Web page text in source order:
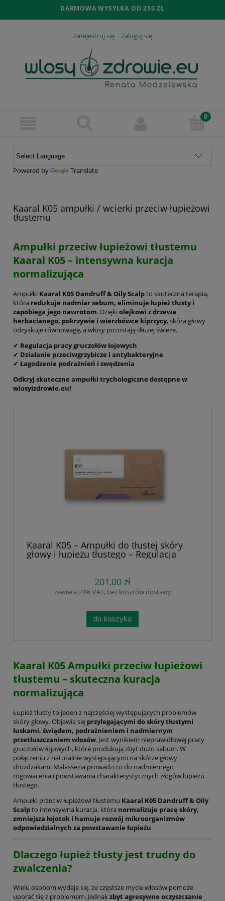
DARMOWA WYSYŁKA OD 250 ZŁ
Zarejestruj się Zaloguj się
Powered by Translate
Kaaral K05 ampułki / wcierki przeciw łupieżowi
tłustemu
Ampułki przeciw łupieżowi tłustemu
Kaaral K05 – intensywna kuracja
normalizująca
Ampułki Kaaral K05 Dandruff & Oily Scalpto skuteczna terapia,
która redukuje nadmiar sebum, eliminuje łupież tłusty i
zapobiega jego nawrotom. Dzięki olejkowi z drzewa
herbacianego, pokrzywie i wierzbówce kiprzycy, skóra głowy
odzyskuje równowagę, a włosy pozostają dłużej świeże.
✔ Regulacja pracy gruczołów łojowych
✔ Działanie przeciwgrzybicze i antybakteryjne
✔ Łagodzenie podrażnień i swędzenia
Odkryj skuteczne ampułki trychologiczne dostępne w
wlosyizdrowie.eu!
Kaaral K05 – Ampułki do tłustej skóry
głowy i łupieżu tłustego – Regulacja
Sebum, Łagodzenie Podrażnień i Przeciw
ekstrakty. Wierzbówka, pokrzywa , olej z
drzewa herbacianego. 12 x 10 ml
201,00 zł
zawiera 23% VAT, bez kosztów dostawy
do koszyka
Kaaral K05 Ampułki przeciw łupieżowi
tłustemu – skuteczna kuracja
normalizująca
Łupież tłusty to jeden z najczęściej występujących problemów
skóry głowy. Objawia się przylegającymi do skóry tłustymi
łuskami, świądem, podrażnieniem i nadmiernym
przetłuszczaniem włosów. Jest wynikiem nieprawidłowej pracy
gruczołów łojowych, które produkują zbyt dużo sebum. W
połączeniu z naturalnie występującymi na skórze głowy
drożdżakami Malassezia prowadzi to do nadmiernego
rogowacenia i powstawania charakterystycznych złogów łupieżu
tłustego.
Ampułki przeciw łupieżowi tłustemu Kaaral K05 Dandruff & Oily
Scalpto intensywna kuracja, która normalizuje pracę skóry,
zmniejsza łojotok i hamuje rozwój mikroorganizmów
odpowiedzialnych za powstawanie łupieżu.
Dlaczego łupież tłusty jest trudny do
zwalczenia?
Wielu osobom wydaje się, że częstsze mycie włosów pomoże
uporać się z problemem. Jednakzbyt agresywne oczyszczanie